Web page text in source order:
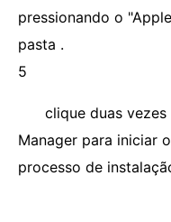
pressionando o
pasta .
5
clique duas
Manager para iniciar
processo de